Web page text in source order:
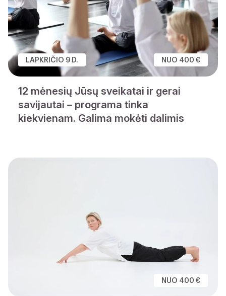
LAPKRIČIO 9 D. NUO 400 €
12 mėnesių Jūsų sveikatai ir gerai
savijautai – programa tinka
kiekvienam. Galima mokėti dalimis
NUO 400 €